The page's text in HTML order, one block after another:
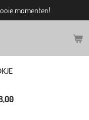
momenten!